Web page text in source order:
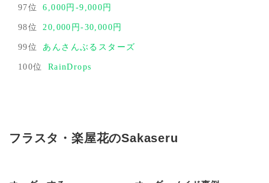
97位 6,000円-9,000円
98位 20,000円-30,000円
99位 あんさんぶるスターズ
100位 RainDrops
フラスタ・楽屋花のSakaseru